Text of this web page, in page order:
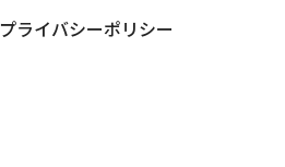
プライバシーポリシー